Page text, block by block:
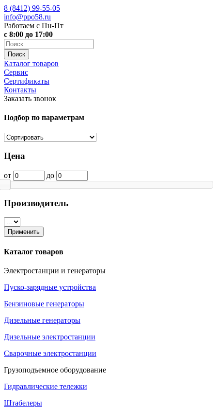
8 (8412) 99-55-05
info@ppo58.ru
Работаем с Пн-Пт
с 8:00 до 17:00
Каталог товаров
Сервис
Сертификаты
Контакты
Заказать звонок
Подбор по параметрам
Цена
от до
Производитель
Применить
Каталог товаров
Электростанции и генераторы
Пуско-зарядные устройства
Бензиновые генераторы
Дизельные генераторы
Дизельные электростанции
Сварочные электростанции
Грузоподъемное оборудование
Гидравлические тележки
Штабелеры